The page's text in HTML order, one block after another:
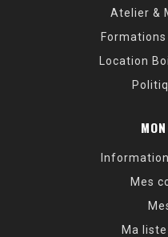
Atelier &
Location
Mes
Ma